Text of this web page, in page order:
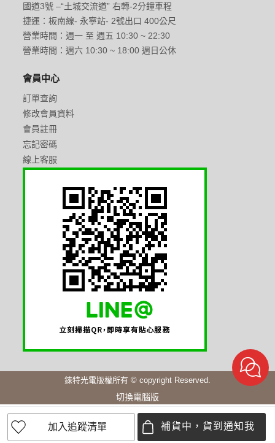
加入追蹤清單 補貨中，貨到通知我
國道3號 –“土城交流道” 右轉-2分鐘車程
捷運：板南線- 永寧站- 2號出口 400公尺
營業時間：週一 至 週五 10:30 ~ 22:30
營業時間：週六 10:30 ~ 18:00 週日公休
會員中心
訂單查詢
修改會員資料
會員註冊
忘記密碼
線上客服
錸特光電版權所有 © copyright Reserved.
切換電腦版